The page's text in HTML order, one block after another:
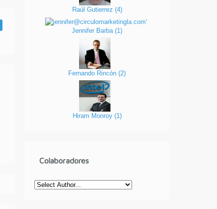
Raúl Gutierrez (4)
Jennifer Barba(1)
Fernando Rincón(2)
Hiram Monroy (1 )
Colaboradores